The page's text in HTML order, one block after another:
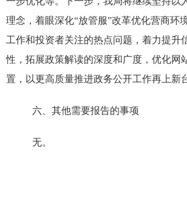
理念，着眼深化“放管服”改革优化营商环
工作和投资者关注的热点问题，着力提升
性，拓展政策解读的深度和广度，优化网
置，以更高质量推进政务公开工作再上新
六、其他需要报告的事项
无。